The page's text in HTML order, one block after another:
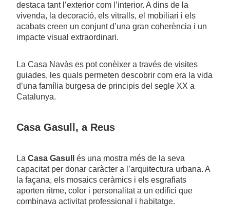
destaca tant l’exterior com l’interior. A dins de la
vivenda, la decoració, els vitralls, el mobiliari i els
acabats creen un conjunt d’una gran coherència i un
impacte visual extraordinari.
La Casa Navàs es pot conèixer a través de visites
guiades, les quals permeten descobrir com era la vida
d’una família burgesa de principis del segle XX a
Catalunya.
Casa Gasull, a Reus
La Casa Gasull
és una mostra més de la seva
capacitat per donar caràcter a l’arquitectura urbana. A
la façana, els mosaics ceràmics i els esgrafiats
aporten ritme, color i personalitat a un edifici que
combinava activitat professional i habitatge.